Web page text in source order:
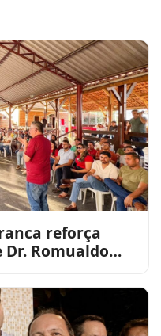
reforça
Romualdo